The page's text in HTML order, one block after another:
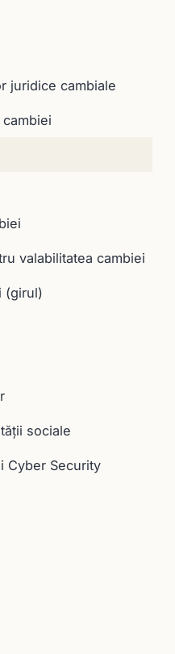
juridice cambiale
valabilitatea cambiei
(girul)
sociale
Cyber Security